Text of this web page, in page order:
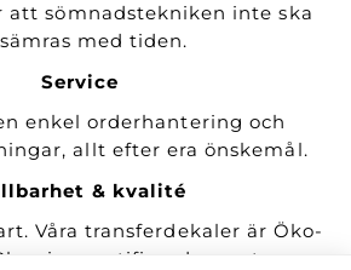
att sömnadstekniken inte ska
med tiden.
Service
enkel orderhantering och
allt efter era önskemål.
& kvalité
Våra transferdekaler är Öko-
certifierade samt